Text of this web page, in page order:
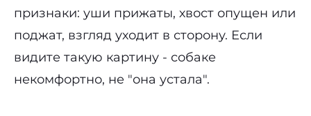
признаки: уши прижаты, хвост опущен или
поджат, взгляд уходит в сторону. Если
видите такую картину - собаке
некомфортно, не "она устала".